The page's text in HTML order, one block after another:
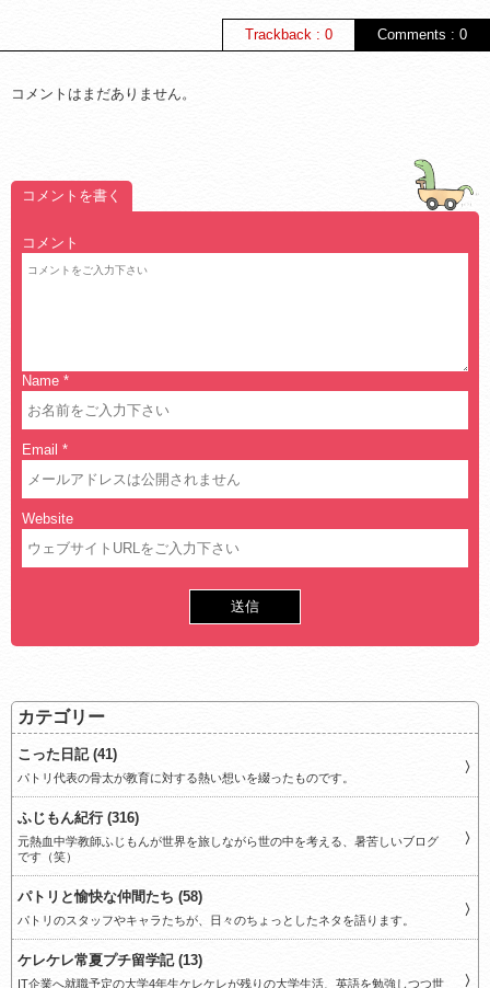
Comments : 0
Trackback : 0
コメントはまだありません。
コメントを書く
コメント
Name *
Email *
Website
カテゴリー
こった日記 (41)
パトリ代表の骨太が教育に対する熱い想いを綴ったものです。
ふじもん紀行 (316)
元熱血中学教師ふじもんが世界を旅しながら世の中を考える、暑苦しいブログ
です（笑）
パトリと愉快な仲間たち (58)
パトリのスタッフやキャラたちが、日々のちょっとしたネタを語ります。
ケレケレ常夏プチ留学記 (13)
IT企業へ就職予定の大学4年生ケレケレが残りの大学生活、英語を勉強しつつ世